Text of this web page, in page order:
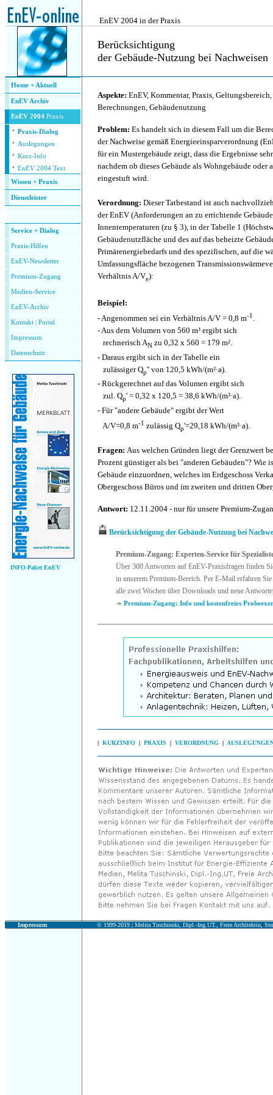
EnEV 2004 in der Praxis
Berücksichtigung
der Gebäude-Nutzung bei Nachweisen
Home + Aktuell
EnEV Archiv
EnEV 2004 Praxis
· Praxis-Dialog
· Auslegungen
· Kurz-Info
· EnEV 2004 Text
Wissen + Praxis
Dienstleister
Service + Dialog
Praxis-Hilfen
EnEV-Newsletter
Premium-Zugang
Medien-Service
EnEV-Archiv
Kontakt Portal
Impressum
Datenschutz
INFO-Paket EnEV
Aspekte: EnEV, Kommentar, Praxis,
Berechnungen, Gebäudenutzung
Problem: Es handelt sich in diesem Fall um die
der Nachweise gemäß Energieeinsparverordnung
für ein Mustergebäude zeigt, dass die Ergebnisse
nachdem ob dieses Gebäude als Wohngebäude oder
eingestuft wird.
Verordnung: Dieser Tatbestand ist auch
der EnEV (Anforderungen an zu errichtende
Innentemperaturen (zu § 3), in der Tabelle 1
Gebäudenutzfläche und des auf das beheizte
Primärenergiebedarfs und des spezifischen, auf die
Umfassungsfläche bezogenen
Verhältnis A/Ve):
Beispiel:
- Angenommen sei ein Verhältnis A/V = 0,8 m-1
- Aus dem Volumen von 560 m³ ergibt sich
rechnerisch AN zu 0,32 x 560 = 179 m².
- Daraus ergibt sich in der Tabelle ein
zulässiger Qp'' von 120,5 kWh/(m²·a).
- Rückgerechnet auf das Volumen ergibt sich
zul. Qp' = 0,32 x 120,5 = 38,6 kWh/(m³·a).
- Für "andere Gebäude" ergibt der Wert
A/V=0,8 m-1 zulässig Qp'=29,18 kWh/(m³·a).
Fragen: Aus welchen Gründen liegt der Grenzwert
Prozent günstiger als bei "anderen Gebäuden"? Wie
Gebäude einzuordnen, welches im Erdgeschoss
Obergeschoss Büros und im zweiten und dritten
Antwort: 12.11.2004 - nur für unsere Premium-
Berücksichtigung der Gebäude-Nutzung bei
Premium-Zugang: Experten-Service für
Über 300 Antworten auf EnEV-Praxisfragen finden
in unserem Premium-Bereich. Per E-Mail erfahren Sie
alle zwei Wochen über Downloads und neue
Premium-Zugang: Info und kostenfreies
| KURZINFO | PRAXIS | VERORDNUNG |
Impressum © 1999-2019 | Melita Tuschinski, Dipl.-Ing.UT., Freie Architektin,